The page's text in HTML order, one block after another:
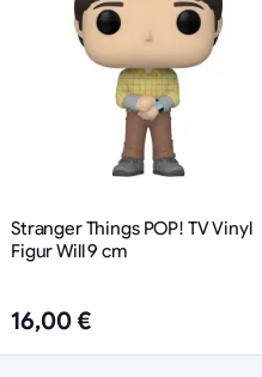
Stranger Things POP! TV Vinyl
Figur Will 9 cm
16,00 €